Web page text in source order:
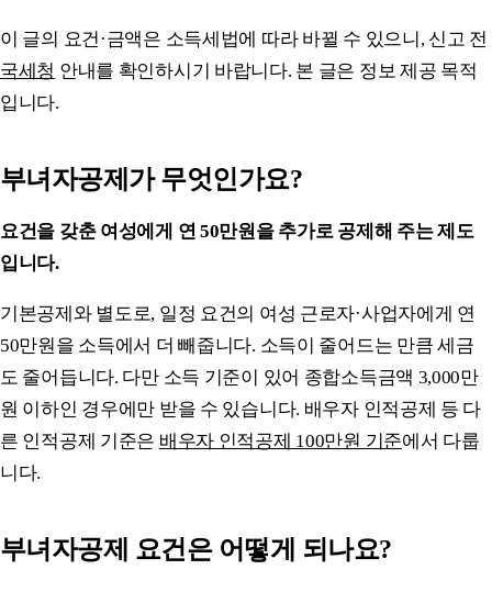
이 글의 요건·금액은 소득세법에 따라 바뀔 수 있으니, 신고 전
국세청 안내를 확인하시기 바랍니다. 본 글은 정보 제공 목적
입니다.
부녀자공제가 무엇인가요?
요건을 갖춘 여성에게 연 50만원을 추가로 공제해 주는 제도
입니다.
기본공제와 별도로, 일정 요건의 여성 근로자·사업자에게 연
50만원을 소득에서 더 빼줍니다. 소득이 줄어드는 만큼 세금
도 줄어듭니다. 다만 소득 기준이 있어 종합소득금액 3,000만
원 이하인 경우에만 받을 수 있습니다. 배우자 인적공제 등 다
른 인적공제 기준은 배우자 인적공제 100만원 기준에서 다룹
니다.
부녀자공제 요건은 어떻게 되나요?